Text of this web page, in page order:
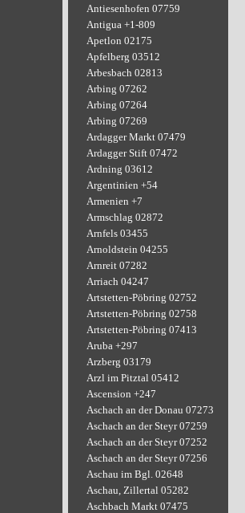
Antiesenhofen 07759
Antigua +1-809
Apetlon 02175
Apfelberg 03512
Arbesbach 02813
Arbing 07262
Arbing 07264
Arbing 07269
Ardagger Markt 07479
Ardagger Stift 07472
Ardning 03612
Argentinien +54
Armenien +7
Armschlag 02872
Arnfels 03455
Arnoldstein 04255
Arnreit 07282
Arriach 04247
Artstetten-Pöbring 02752
Artstetten-Pöbring 02758
Artstetten-Pöbring 07413
Aruba +297
Arzberg 03179
Arzl im Pitztal 05412
Ascension +247
Aschach an der Donau 07273
Aschach an der Steyr 07259
Aschach an der Steyr 07252
Aschach an der Steyr 07256
Aschau im Bgl. 02648
Aschau, Zillertal 05282
Aschbach Markt 07475